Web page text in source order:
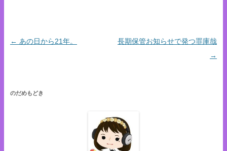
← あの日から21年。
長期保管お知らせで発つ罪庫哉
→
のだめもどき